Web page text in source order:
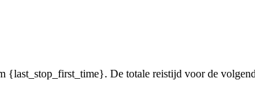
De totale reistijd voor de